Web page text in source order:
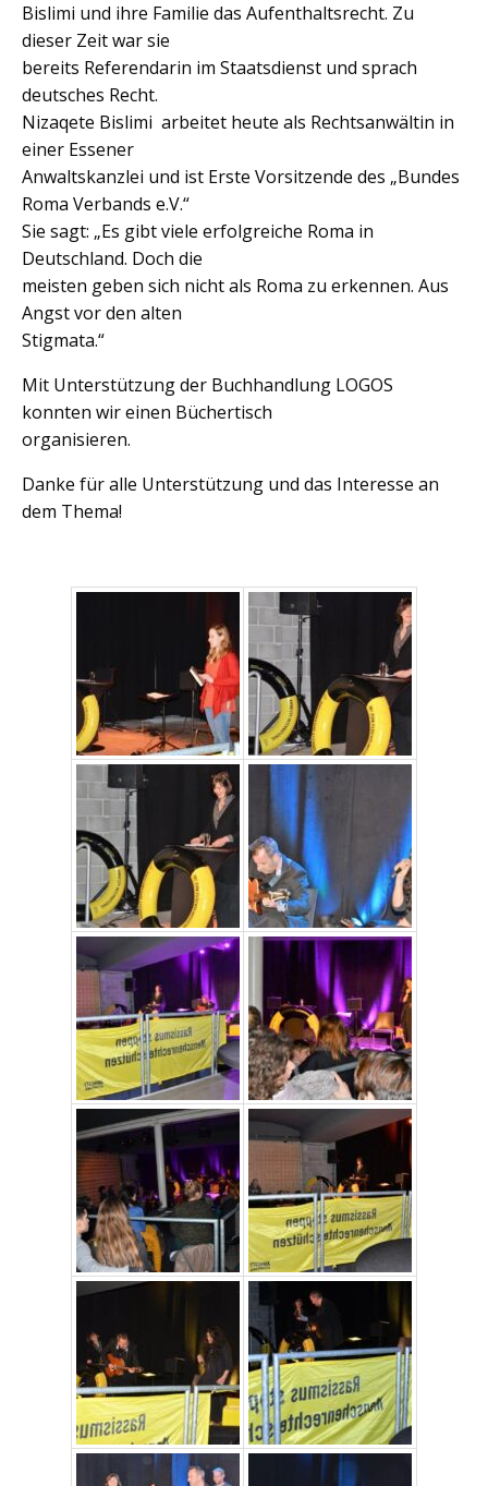
Bislimi und ihre Familie das Aufenthaltsrecht. Zu
dieser Zeit war sie
bereits Referendarin im Staatsdienst und sprach
deutsches Recht.
Nizaqete Bislimi arbeitet heute als Rechtsanwältin in
einer Essener
Anwaltskanzlei und ist Erste Vorsitzende des „Bundes
Roma Verbands e.V.“
Sie sagt: „Es gibt viele erfolgreiche Roma in
Deutschland. Doch die
meisten geben sich nicht als Roma zu erkennen. Aus
Angst vor den alten
Stigmata.“
Mit Unterstützung der Buchhandlung LOGOS
konnten wir einen Büchertisch
organisieren.
Danke für alle Unterstützung und das Interesse an
dem Thema!